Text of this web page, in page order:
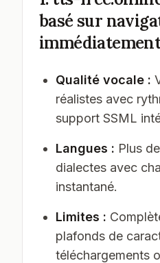
basé sur
Qualité vocale :
réalistes avec
support SSML
Langues : Plus
dialectes avec
instantané.
Limites :
plafonds de
téléchargements